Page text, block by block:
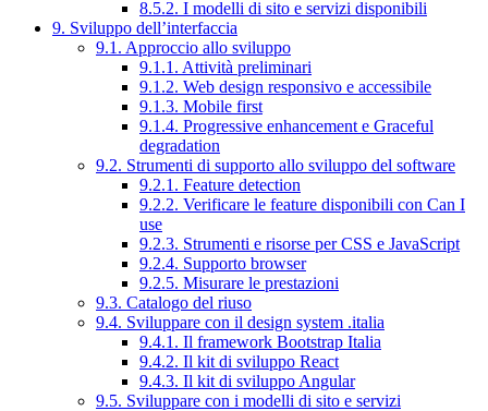
8.5.2. I modelli di sito e servizi disponibili
9. Sviluppo dell’interfaccia
9.1. Approccio allo sviluppo
9.1.1. Attività preliminari
9.1.2. Web design responsivo e accessibile
9.1.3. Mobile first
9.1.4. Progressive enhancement e Graceful
degradation
9.2. Strumenti di supporto allo sviluppo del software
9.2.1. Feature detection
9.2.2. Verificare le feature disponibili con Can I
use
9.2.3. Strumenti e risorse per CSS e JavaScript
9.2.4. Supporto browser
9.2.5. Misurare le prestazioni
9.3. Catalogo del riuso
9.4. Sviluppare con il design system .italia
9.4.1. Il framework Bootstrap Italia
9.4.2. Il kit di sviluppo React
9.4.3. Il kit di sviluppo Angular
9.5. Sviluppare con i modelli di sito e servizi